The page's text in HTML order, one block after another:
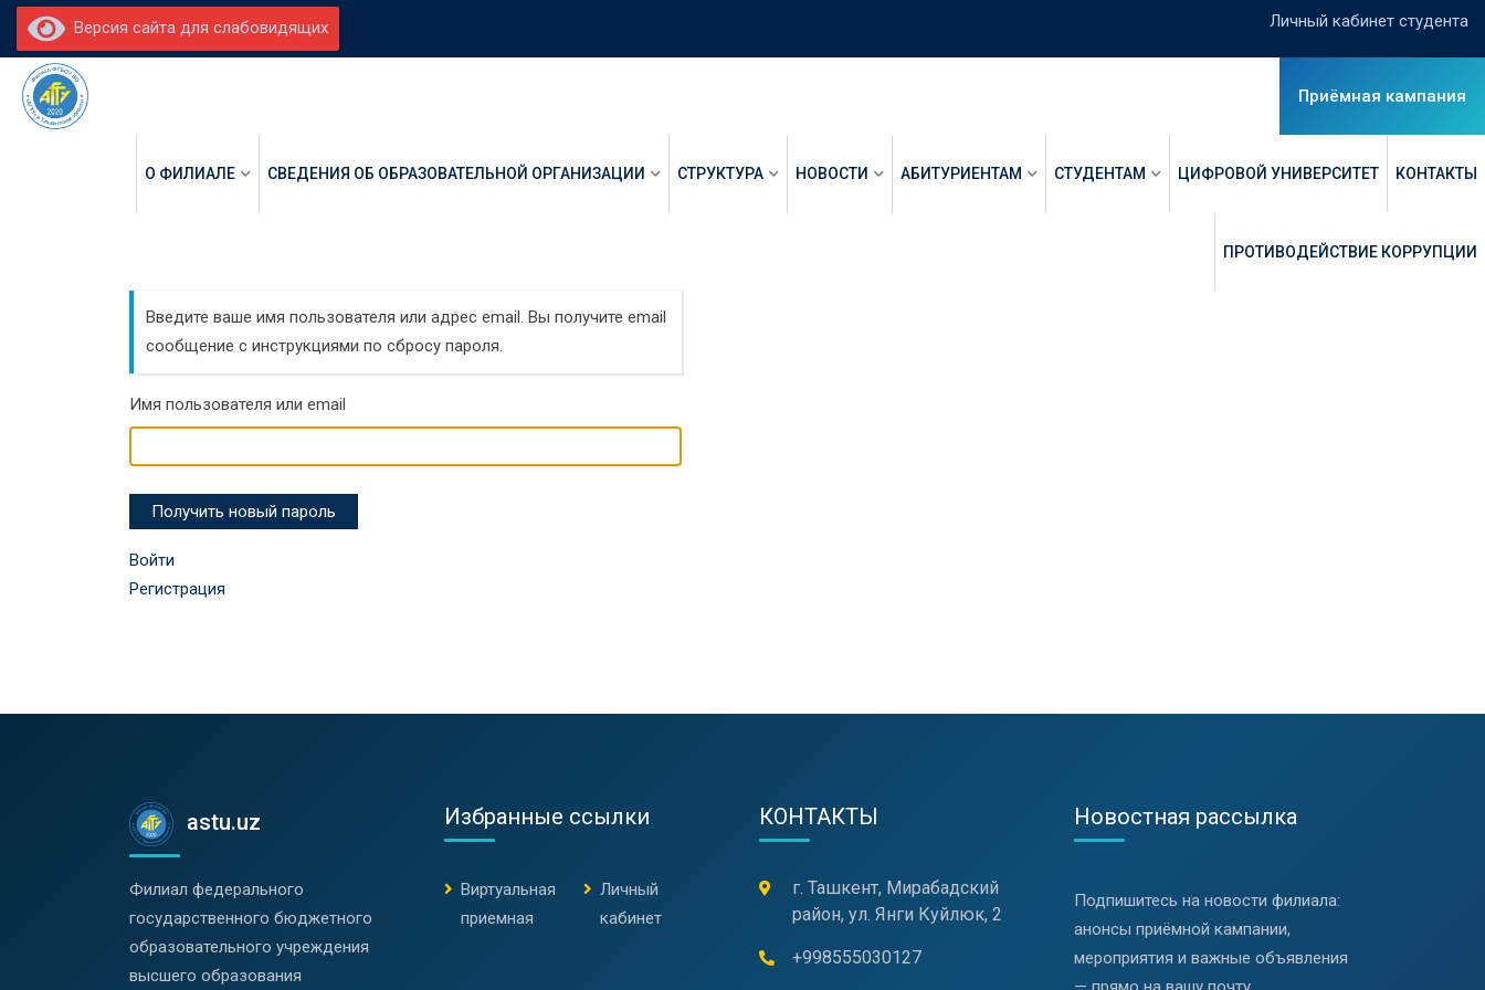
Skip
content
Версия сайта для слабовидящих Личный кабинет студента
Приёмная кампания
О ФИЛИАЛЕ СВЕДЕНИЯ ОБ ОБРАЗОВАТЕЛЬНОЙ ОРГАНИЗАЦИИ СТРУКТУРА НОВОСТИ АБИТУРИЕНТАМ СТУДЕНТАМ ЦИФРОВОЙ УНИВЕРСИТЕТ КОНТАКТЫ
ПРОТИВОДЕЙСТВИЕ КОРРУПЦИИ
Введите ваше имя пользователя или адрес email. Вы получите email
сообщение с инструкциями по сбросу пароля.
Имя пользователя или email
Получить новый пароль
Войти
Регистрация
astu.uz
Филиал федерального
государственного бюджетного
образовательного учреждения
высшего образования
Избранные ссылки
Виртуальная
приемная
Личный
кабинет
КОНТАКТЫ
г. Ташкент, Мирабадский
район, ул. Янги Куйлюк, 2
+998555030127
Новостная рассылка
Подпишитесь на новости филиала:
анонсы приёмной кампании,
мероприятия и важные объявления